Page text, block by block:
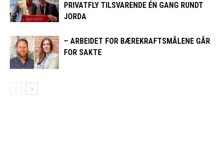
PRIVATFLY TILSVARENDE ÉN GANG RUNDT
JORDA
– ARBEIDET FOR BÆREKRAFTSMÅLENE GÅR
FOR SAKTE